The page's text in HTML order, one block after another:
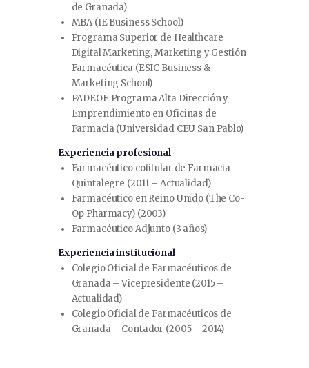
de Granada)
MBA (IE Business School)
Programa Superior de Healthcare
Digital Marketing, Marketing y Gestión
Farmacéutica (ESIC Business &
Marketing School)
PADEOF Programa Alta Dirección y
Emprendimiento en Oficinas de
Farmacia (Universidad CEU San Pablo)
Experiencia profesional
Farmacéutico cotitular de Farmacia
Quintalegre (2011 – Actualidad)
Farmacéutico en Reino Unido (The Co-
Op Pharmacy) (2003)
Farmacéutico Adjunto (3 años)
Experiencia institucional
Colegio Oficial de Farmacéuticos de
Granada – Vicepresidente (2015 –
Actualidad)
Colegio Oficial de Farmacéuticos de
Granada – Contador (2005 – 2014)